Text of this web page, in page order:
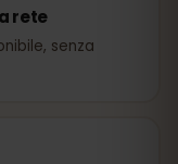
rete
senza